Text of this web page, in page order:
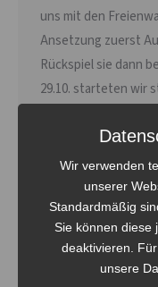
uns mit den
Ansetzung zuerst
Rückspiel sie dann
29.10. starteten wir
wir die Aufschläge…
Wir verwenden
unserer
Standardmäßig
Sie können diese
deaktivieren.
unsere